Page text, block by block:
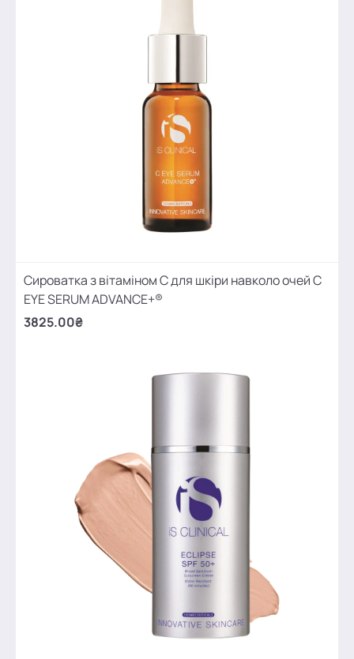
Сироватка з вітаміном С для шкіри навколо очей C
EYE SERUM ADVANCE+®
3825.00₴